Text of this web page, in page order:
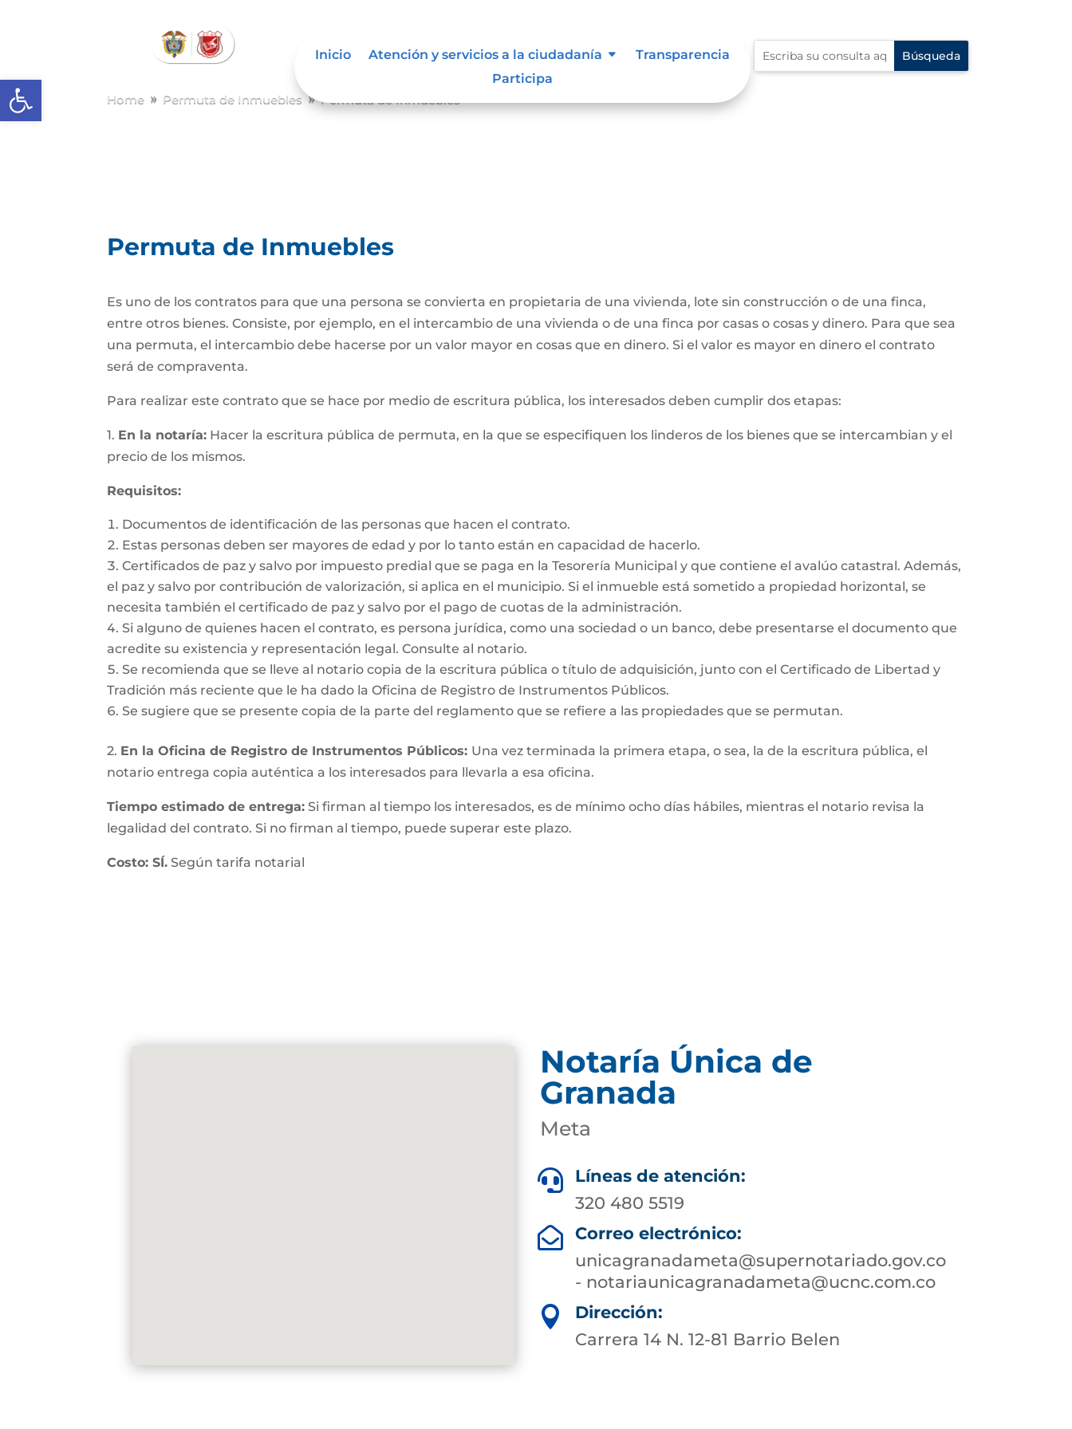
Abrir barra de herramientas
Inicio Atención y servicios a la ciudadanía
Transparencia
Participa
Home 9 Permuta de Inmuebles 9 Permuta de Inmuebles
Permuta de Inmuebles
Es uno de los contratos para que una persona se convierta en propietaria de una vivienda, lote sin construcción o de una finca,
entre otros bienes. Consiste, por ejemplo, en el intercambio de una vivienda o de una finca por casas o cosas y dinero. Para que sea
una permuta, el intercambio debe hacerse por un valor mayor en cosas que en dinero. Si el valor es mayor en dinero el contrato
será de compraventa.
Para realizar este contrato que se hace por medio de escritura pública, los interesados deben cumplir dos etapas:
1. En la notaría: Hacer la escritura pública de permuta, en la que se especifiquen los linderos de los bienes que se intercambian y el
precio de los mismos.
Requisitos:
Documentos de identificación de las personas que hacen el contrato.
Estas personas deben ser mayores de edad y por lo tanto están en capacidad de hacerlo.
Certificados de paz y salvo por impuesto predial que se paga en la Tesorería Municipal y que contiene el avalúo catastral. Además,
el paz y salvo por contribución de valorización, si aplica en el municipio. Si el inmueble está sometido a propiedad horizontal, se
necesita también el certificado de paz y salvo por el pago de cuotas de la administración.
Si alguno de quienes hacen el contrato, es persona jurídica, como una sociedad o un banco, debe presentarse el documento que
acredite su existencia y representación legal. Consulte al notario.
Se recomienda que se lleve al notario copia de la escritura pública o título de adquisición, junto con el Certificado de Libertad y
Tradición más reciente que le ha dado la Oficina de Registro de Instrumentos Públicos.
Se sugiere que se presente copia de la parte del reglamento que se refiere a las propiedades que se permutan.
2. En la Oficina de Registro de Instrumentos Públicos: Una vez terminada la primera etapa, o sea, la de la escritura pública, el
notario entrega copia auténtica a los interesados para llevarla a esa oficina.
Tiempo estimado de entrega: Si firman al tiempo los interesados, es de mínimo ocho días hábiles, mientras el notario revisa la
legalidad del contrato. Si no firman al tiempo, puede superar este plazo.
Costo: SÍ. Según tarifa notarial
Notaría Única de
Granada
Meta

Líneas de atención:
320 480 5519

Correo electrónico:
unicagranadameta@supernotariado.gov.co
- notariaunicagranadameta@ucnc.com.co

Dirección:
Carrera 14 N. 12-81 Barrio Belen